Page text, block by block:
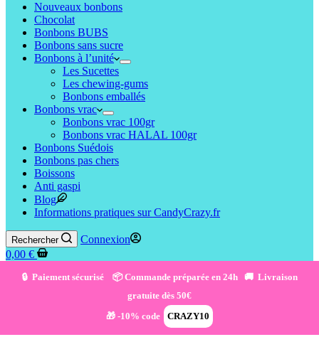
Nouveaux bonbons
Chocolat
Bonbons BUBS
Bonbons sans sucre
Bonbons à l’unité
Les Sucettes
Les chewing-gums
Bonbons emballés
Bonbons vrac
Bonbons vrac 100gr
Bonbons vrac HALAL 100gr
Bonbons Suédois
Bonbons pas chers
Boissons
Anti gaspi
Blog
Informations pratiques sur CandyCrazy.fr
Rechercher
Connexion
0,00 €
🔒 Paiement sécurisé 📦 Commande préparée en 24h 🚚 Livraison
gratuite dès 50€
🎁 -10% code
CRAZY10